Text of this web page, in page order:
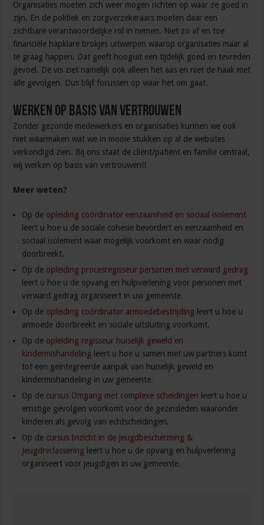
Organisaties moeten zich weer mogen richten op waar ze goed in
zijn. En de politiek en zorgverzekeraars moeten daar een
zichtbare verantwoordelijke rol in nemen. Niet zo af en toe
financiële hapklare brokjes uitwerpen waarop organisaties maar al
te graag happen. Dat geeft hooguit een tijdelijk goed en tevreden
gevoel. De vis ziet namelijk ook alleen het aas en niet de haak met
alle gevolgen. Dus blijf focussen op waar het om gaat.
Werken op basis van vertrouwen
Zonder gezonde medewerkers en organisaties kunnen we ook
niet waarmaken wat we in mooie stukken op al de websites
verkondigd zien. Bij ons staat de cliënt/patiënt en familie centraal,
wij werken op basis van vertrouwen!!
Meer weten?
Op de opleiding coördinator eenzaamheid en sociaal isolement
leert u hoe u de sociale cohesie bevordert en eenzaamheid en
sociaal isolement waar mogelijk voorkomt en waar nodig
doorbreekt.
Op de opleiding procesregisseur personen met verward gedrag
leert u hoe u de opvang en hulpverlening voor personen met
verward gedrag organiseert in uw gemeente.
Op de opleiding coördinator armoedebestrijding leert u hoe u
armoede doorbreekt en sociale uitsluiting voorkomt.
Op de opleiding regisseur huiselijk geweld en
kindermishandeling leert u hoe u samen met uw partners komt
tot een geïntegreerde aanpak van huiselijk geweld en
kindermishandeling in uw gemeente.
Op de cursus Omgang met complexe scheidingen leert u hoe u
ernstige gevolgen voorkomt voor de gezinsleden waaronder
kinderen als gevolg van echtscheidingen.
Op de cursus Inzicht in de Jeugdbescherming &
Jeugdreclassering leert u hoe u de opvang en hulpverlening
organiseert voor jeugdigen in uw gemeente.